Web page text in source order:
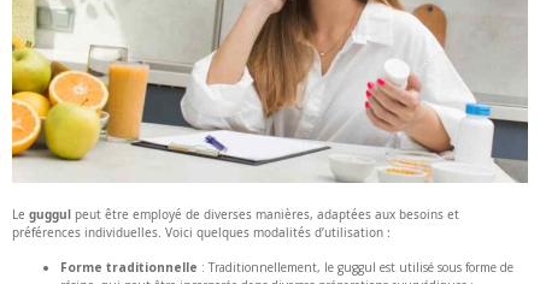
Le guggul peut être employé de diverses manières, adaptées aux besoins et
préférences individuelles. Voici quelques modalités d’utilisation :
Forme traditionnelle : Traditionnellement, le guggul est utilisé sous forme de